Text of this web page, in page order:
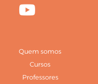
Quem somos
Cursos
Professores